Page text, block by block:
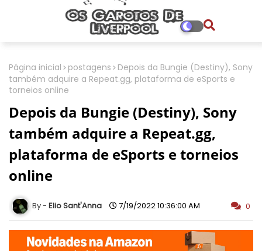
Página inicial postagens
Depois da Bungie (Destiny), Sony
também adquire a Repeat.gg, plataforma de eSports e
torneios online
Depois da Bungie (Destiny), Sony
também adquire a Repeat.gg,
plataforma de eSports e torneios
online
Elio Sant'Anna 7/19/2022 10:36:00 AM 0